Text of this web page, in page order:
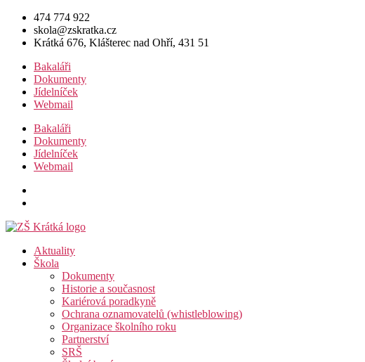
Přejít
obsahu
474 774 922
skola@zskratka.cz
Krátká 676, Klášterec nad Ohří, 431 51
Bakaláři
Dokumenty
Jídelníček
Webmail
Bakaláři
Dokumenty
Jídelníček
Webmail
Aktuality
Škola
Dokumenty
Historie a současnost
Kariérová poradkyně
Ochrana oznamovatelů (whistleblowing)
Organizace školního roku
Partnerství
SRŠ